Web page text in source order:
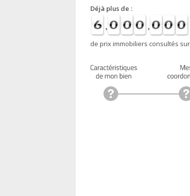
Déjà plus de :
de prix immobiliers consultés